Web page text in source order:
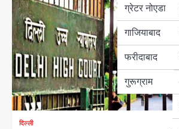
ग्रेटर नोएडा
गाजियाबाद
फरीदाबाद
गुरूग्राम
दिल्ली